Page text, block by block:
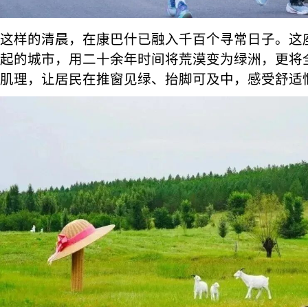
这样的清晨，在康巴什已融入千百个寻常日子。
起的城市，用二十余年时间将荒漠变为绿洲，更
肌理，让居民在推窗见绿、抬脚可及中，感受舒适